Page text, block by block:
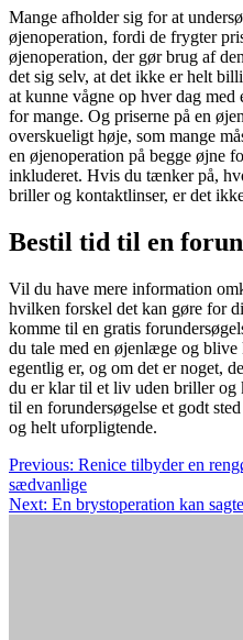
Mange afholder sig for at
øjenoperation, fordi de frygter
øjenoperation, der gør brug af
det sig selv, at det ikke er helt
at kunne vågne op hver dag
for mange. Og priserne på en
overskueligt høje, som mange
en øjenoperation på begge øjne
inkluderet. Hvis du tænker på,
briller og kontaktlinser, er det
Bestil tid til en
Vil du have mere information
hvilken forskel det kan gøre for
komme til en gratis
du tale med en øjenlæge og blive
egentlig er, og om det er noget,
du er klar til et liv uden briller og
til en forundersøgelse et godt
og helt uforpligtende.
Indlægsnavigation
Previous: Renice tilbyder en
sædvanlige
Next: En brystoperation kan